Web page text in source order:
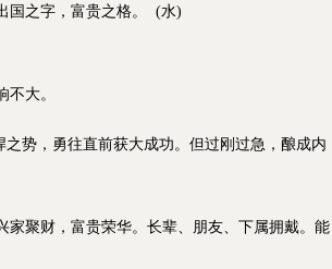
国之字，富贵之格。 (水)
大。
势，勇往直前获大成功。但过刚过急，酿成内
聚财，富贵荣华。长辈、朋友、下属拥戴。能